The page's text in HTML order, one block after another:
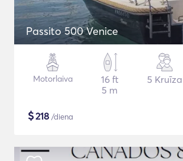
Passito 500 Venice
Motorlaiva
16 ft
5 m
5 Kruīza
$218 /diena